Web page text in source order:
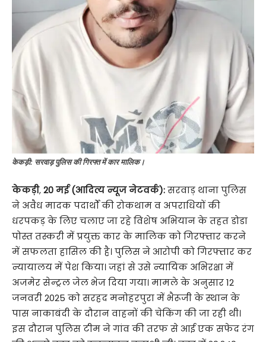
केकड़ी: सरवाड़ पुलिस की गिरफ्त में कार मालिक।
केकड़ी,20 मई (आदित्य न्यूज नेटवर्क):सरवाड़ थाना पुलिस
ने अवैध मादक पदार्थों की रोकथाम व अपराधियों की
धरपकड़ के लिए चलाए जा रहे विशेष अभियान के तहत डोडा
पोस्त तस्करी में प्रयुक्त कार के मालिक को गिरफ्तार करने
में सफलता हासिल की है। पुलिस ने आरोपी को गिरफ्तार कर
न्यायालय में पेश किया। जहां से उसे न्यायिक अभिरक्षा में
अजमेर सेन्ट्रल जेल भेज दिया गया। मामले के अनुसार 12
जनवरी 2025 को सरहद मनोहरपुरा में भैरूजी के स्थान के
पास नाकाबंदी के दौरान वाहनों की चेकिंग की जा रही थी।
इस दौरान पुलिस टीम ने गांव की तरफ से आई एक सफेद रंग